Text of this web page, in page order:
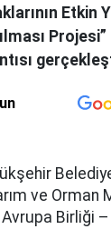
Etkin
ve Orman
Birliği